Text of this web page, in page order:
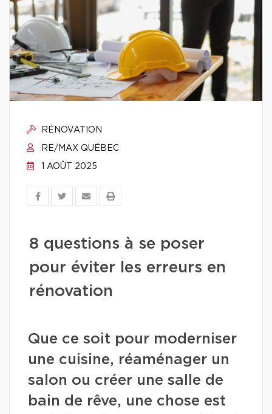
RÉNOVATION
RE/MAX QUÉBEC
1 AOÛT 2025
8 questions à se poser
pour éviter les erreurs en
rénovation
Que ce soit pour moderniser
une cuisine, réaménager un
salon ou créer une salle de
bain de rêve, une chose est